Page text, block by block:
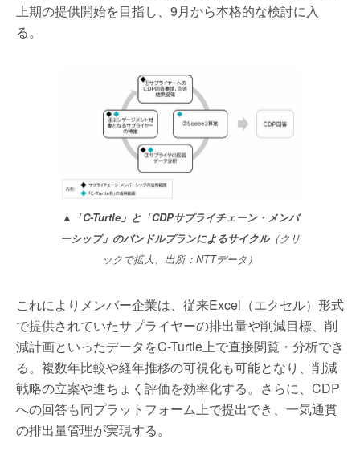
上期の提供開始を目指し、9月から本格的な検討に入
る。
▲「C-Turtle」と「CDPサプライチェーン・メンバ
ーシップ」のバンドルプランによるサイクル（クリ
ックで拡大、出所：NTTデータ）
これによりメンバー企業は、従来Excel（エクセル）形式
で提供されていたサプライヤーの排出量や削減目標、削
減計画といったデータをC-Turtle上で直接閲覧・分析でき
る。複数年比較や経年推移の可視化も可能となり、削減
戦略の立案や進ちょく評価を効率化する。さらに、CDP
への回答も同プラットフォーム上で提出でき、一気通貫
の排出量管理が実現する。